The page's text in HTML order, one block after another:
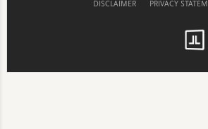
DISCLAIMER PRIVACY